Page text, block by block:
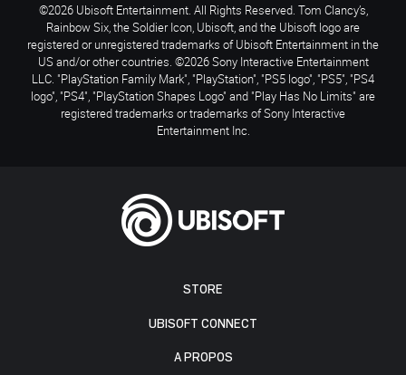
STORE
UBISOFT CONNECT
A PROPOS
©2026 Ubisoft Entertainment. All Rights Reserved. Tom Clancy’s,
Rainbow Six, the Soldier Icon, Ubisoft, and the Ubisoft logo are
registered or unregistered trademarks of Ubisoft Entertainment in the
US and/or other countries. ©2026 Sony Interactive Entertainment
LLC. "PlayStation Family Mark", "PlayStation", "PS5 logo", "PS5", "PS4
logo", "PS4", "PlayStation Shapes Logo" and "Play Has No Limits" are
registered trademarks or trademarks of Sony Interactive
Entertainment Inc.